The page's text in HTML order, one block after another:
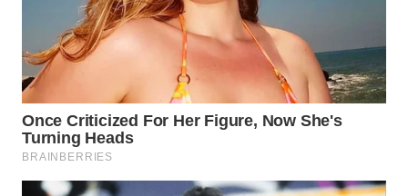
Wahana
Media
Group
WAHANA
NEWS
WAHANA